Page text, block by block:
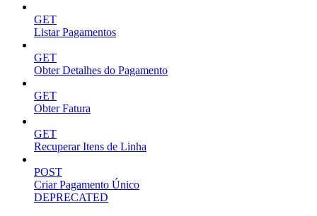
GET
Listar Pagamentos
GET
Obter Detalhes do Pagamento
GET
Obter Fatura
GET
Recuperar Itens de Linha
POST
Criar Pagamento Único
DEPRECATED